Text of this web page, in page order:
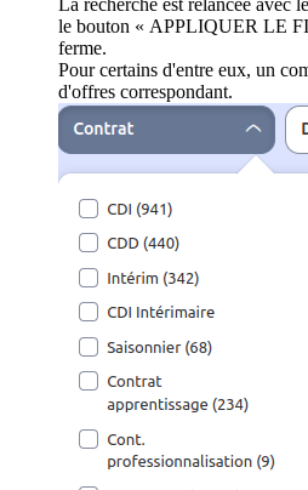
La recherche est relancée avec
le bouton « APPLIQUER LE
ferme.
Pour certains d'entre eux, un
d'offres correspondant.